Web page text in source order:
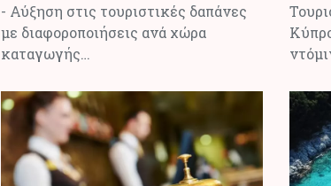
- Αύξηση στις τουριστικές δαπάνες
με διαφοροποιήσεις ανά χώρα
καταγωγής…